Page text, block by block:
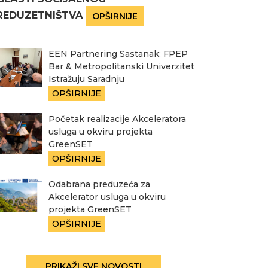
OPŠIRNIJE
EEN Partnering Sastanak: FPEP
Bar & Metropolitanski Univerzitet
Istražuju Saradnju
OPŠIRNIJE
Početak realizacije Akceleratora
usluga u okviru projekta
GreenSET
OPŠIRNIJE
Odabrana preduzeća za
Akcelerator usluga u okviru
projekta GreenSET
OPŠIRNIJE